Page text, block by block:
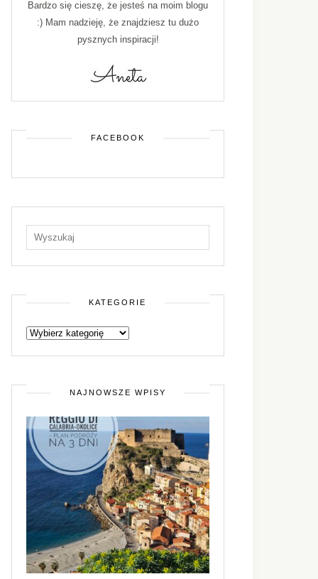
Bardzo się cieszę, że jesteś na moim blogu
:) Mam nadzieję, że znajdziesz tu dużo
pysznych inspiracji!
FACEBOOK
KATEGORIE
NAJNOWSZE WPISY